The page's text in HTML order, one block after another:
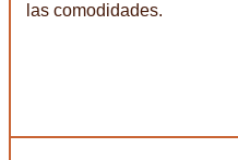
las comodidades.